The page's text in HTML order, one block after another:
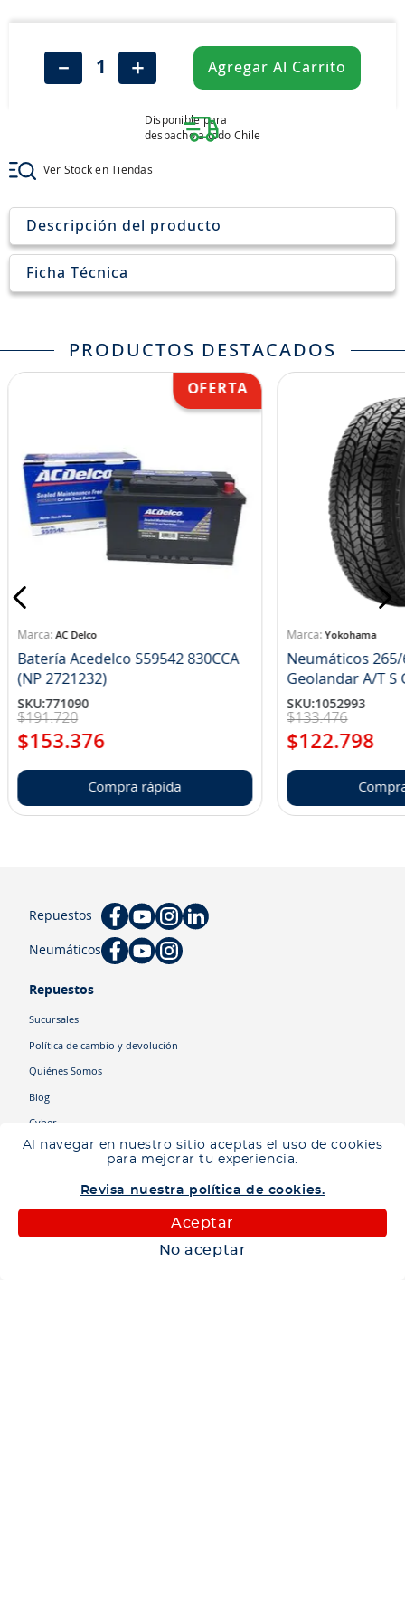
Al navegar en nuestro sitio aceptas el uso de cookies
para mejorar tu experiencia.
Revisa nuestra política de cookies.
Aceptar
No aceptar
＋
－ Agregar Al Carrito
Disponible para
despacho a todo Chile
Ver Stock en Tiendas
Descripción del producto
Ficha Técnica
PRODUCTOS DESTACADOS
AC Delco
Batería Acedelco S59542 830CCA
(NP 2721232)
SKU:771090
$191.720
$153.376
Compra rápida
Yokohama
Neumáticos 265/
SKU:1052993
$133.476
$122.798
Repuestos
Neumáticos
Repuestos
Sucursales
Política de cambio y devolución
Quiénes Somos
Blog
Cyber
aceite